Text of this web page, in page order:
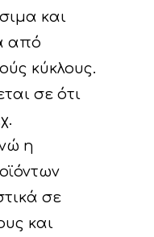
και
από
κύκλους.
σε ότι
η
σε
και